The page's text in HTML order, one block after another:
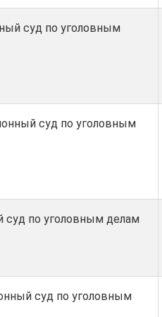
суд по уголовным
суд по уголовным
суд по уголовным делам
суд по уголовным